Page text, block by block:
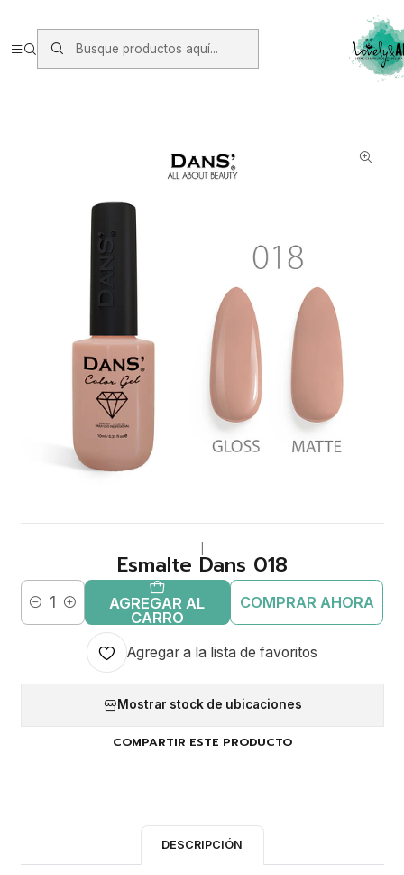
https://www.starken.cl/
Esmalte Dans 018
Esmalte Dans 018
Cantidad
AGREGAR AL
CARRO
COMPRAR AHORA
Agregar a la lista de favoritos
Mostrar stock de ubicaciones
COMPARTIR ESTE PRODUCTO
DESCRIPCIÓN